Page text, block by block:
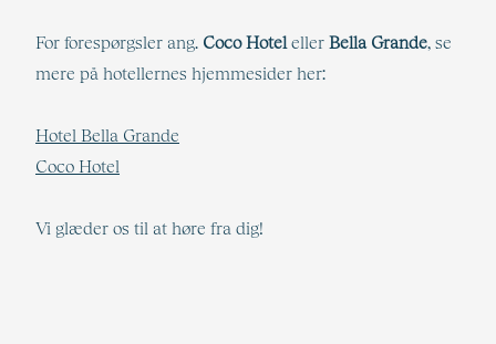
For forespørgsler ang. Coco Hotel eller Bella Grande, se
mere på hotellernes hjemmesider her:
Hotel Bella Grande
Coco Hotel
Vi glæder os til at høre fra dig!